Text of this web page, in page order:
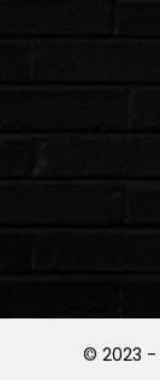
© 2023 -